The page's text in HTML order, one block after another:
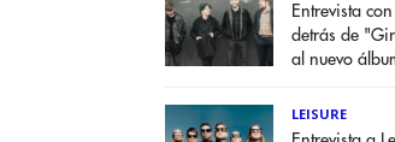
Entrevista
detrás de
al nuevo
LEISURE